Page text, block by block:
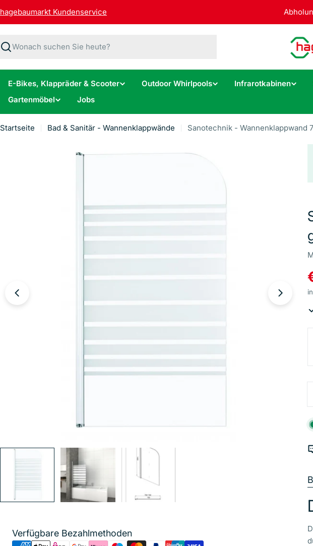
Inhalt
hagebaumarkt Kundenservice
Suchen
E-Bikes, Klappräder & Scooter Outdoor Whirlpools Infrarotkabinen
Gartenmöbel
Jobs
Startseite Bad & Sanitär - Wannenklappwände Sanotechnik - Wannenklappwand
Sie das Medium 0 im Modalformat
Verfügbare Bezahlmethoden
Zahlungsmethoden